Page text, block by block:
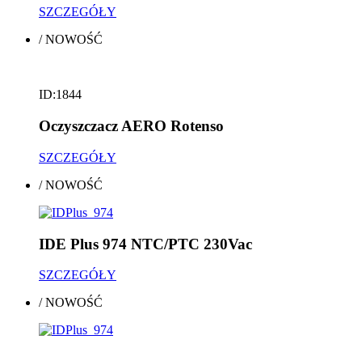
SZCZEGÓŁY
/NOWOŚĆ
ID:1844
Oczyszczacz AERO Rotenso
SZCZEGÓŁY
/NOWOŚĆ
IDE Plus 974 NTC/PTC 230Vac
SZCZEGÓŁY
/NOWOŚĆ